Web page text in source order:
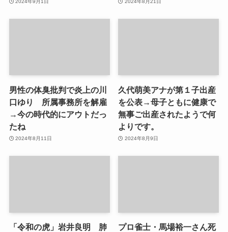
2024年9月1日 2024年8月21日
男性の体臭批判で炎上の川
口ゆり 所属事務所を解雇
→今の時代的にアウトだっ
たね
2024年8月11日
久代萌美アナが第１子出産
を公表→母子ともに健康で
無事ご出産されたようで何
よりです。
2024年8月9日
「令和の虎」岩井良明 肺
プロ雀士・馬場裕一さん死